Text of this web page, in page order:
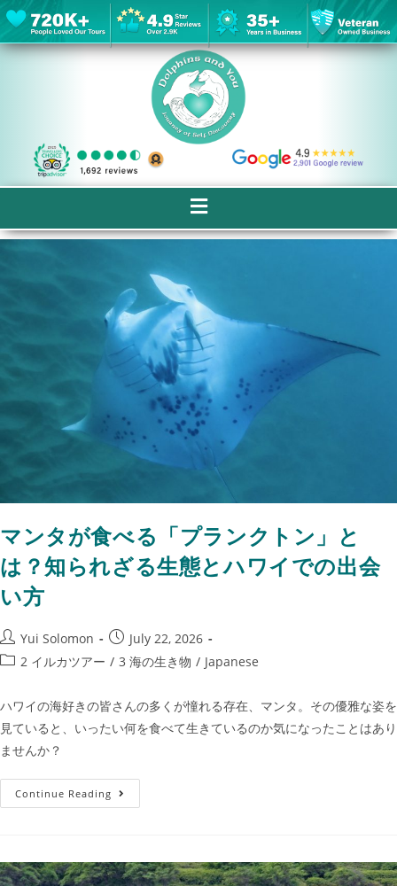
マンタが食べる「プランクトン」と
は？知られざる生態とハワイでの出会
い方
Yui Solomon
July 22, 2026
2 イルカツアー / 3 海の生き物 / Japanese
ハワイの海好きの皆さんの多くが憧れる存在、マンタ。その優雅な姿を
見ていると、いったい何を食べて生きているのか気になったことはあり
ませんか？
Continue Reading